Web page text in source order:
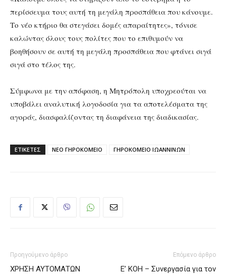
περίσσευμα τους αυτή τη μεγάλη προσπάθεια που κάνουμε.
Το νέο κτήριο θα στεγάσει δομές απαραίτητες», τόνισε
καλώντας όλους τους πολίτες που το επιθυμούν να
βοηθήσουν σε αυτή τη μεγάλη προσπάθεια που φτάνει σιγά
σιγά στο τέλος της.
Σύμφωνα με την απόφαση, η Μητρόπολη υποχρεούται να
υποβάλει αναλυτική λογοδοσία για τα αποτελέσματα της
αγοράς, διασφαλίζοντας τη διαφάνεια της διαδικασίας.
ΕΤΙΚΕΤΕΣ ΝΕΟ ΓΗΡΟΚΟΜΕΙΟ ΓΗΡΟΚΟΜΕΙΟ ΙΩΑΝΝΙΝΩΝ
Προηγούμενο άρθρο
ΧΡΗΣΗ ΑΥΤΟΜΑΤΩΝ
Επόμενο άρθρο
Ε’ ΚΟΗ – Συνεργασία για τον